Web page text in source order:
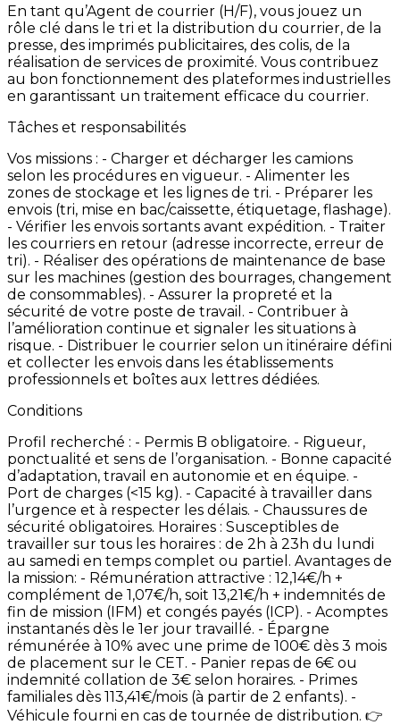
En tant qu’Agent de courrier (H/F), vous jouez un
rôle clé dans le tri et la distribution du courrier, de la
presse, des imprimés publicitaires, des colis, de la
réalisation de services de proximité. Vous contribuez
au bon fonctionnement des plateformes industrielles
en garantissant un traitement efficace du courrier.
Tâches et responsabilités
Vos missions : - Charger et décharger les camions
selon les procédures en vigueur. - Alimenter les
zones de stockage et les lignes de tri. - Préparer les
envois (tri, mise en bac/caissette, étiquetage, flashage).
- Vérifier les envois sortants avant expédition. - Traiter
les courriers en retour (adresse incorrecte, erreur de
tri). - Réaliser des opérations de maintenance de base
sur les machines (gestion des bourrages, changement
de consommables). - Assurer la propreté et la
sécurité de votre poste de travail. - Contribuer à
l’amélioration continue et signaler les situations à
risque. - Distribuer le courrier selon un itinéraire défini
et collecter les envois dans les établissements
professionnels et boîtes aux lettres dédiées.
Conditions
Profil recherché : - Permis B obligatoire. - Rigueur,
ponctualité et sens de l’organisation. - Bonne capacité
d’adaptation, travail en autonomie et en équipe. -
Port de charges (<15 kg). - Capacité à travailler dans
l’urgence et à respecter les délais. - Chaussures de
sécurité obligatoires. Horaires : Susceptibles de
travailler sur tous les horaires : de 2h à 23h du
lundi
au samedi en temps complet ou partiel. Avantages de
la mission: - Rémunération attractive : 12,14€/h +
complément de 1,07€/h, soit 13,21€/h + indemnités de
fin de mission (IFM) et congés payés (ICP). - Acomptes
instantanés dès le 1er jour travaillé. - Épargne
rémunérée à 10% avec une prime de 100€ dès 3 mois
de placement sur le CET. - Panier repas de 6€ ou
indemnité collation de 3€ selon horaires. - Primes
familiales dès 113,41€/mois (à partir de 2 enfants). -
Véhicule fourni en cas de tournée de distribution. 👉